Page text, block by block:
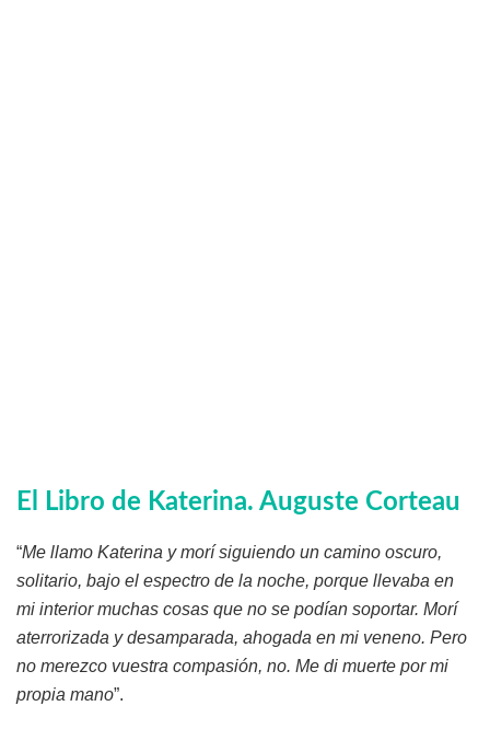
El Libro de Katerina. Auguste Corteau
“Me llamo Katerina y morí siguiendo un camino oscuro,
solitario, bajo el espectro de la noche, porque llevaba en
mi interior muchas cosas que no se podían soportar. Morí
aterrorizada y desamparada, ahogada en mi veneno. Pero
no merezco vuestra compasión, no. Me di muerte por mi
propia mano”.